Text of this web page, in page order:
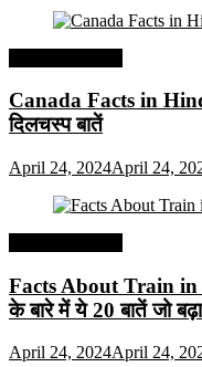
Canada Facts in
दिलचस्प बातें
April 24, 2024April 24,
Facts About Train in
के बारे में ये 20 बातें जो
April 24, 2024April 24,